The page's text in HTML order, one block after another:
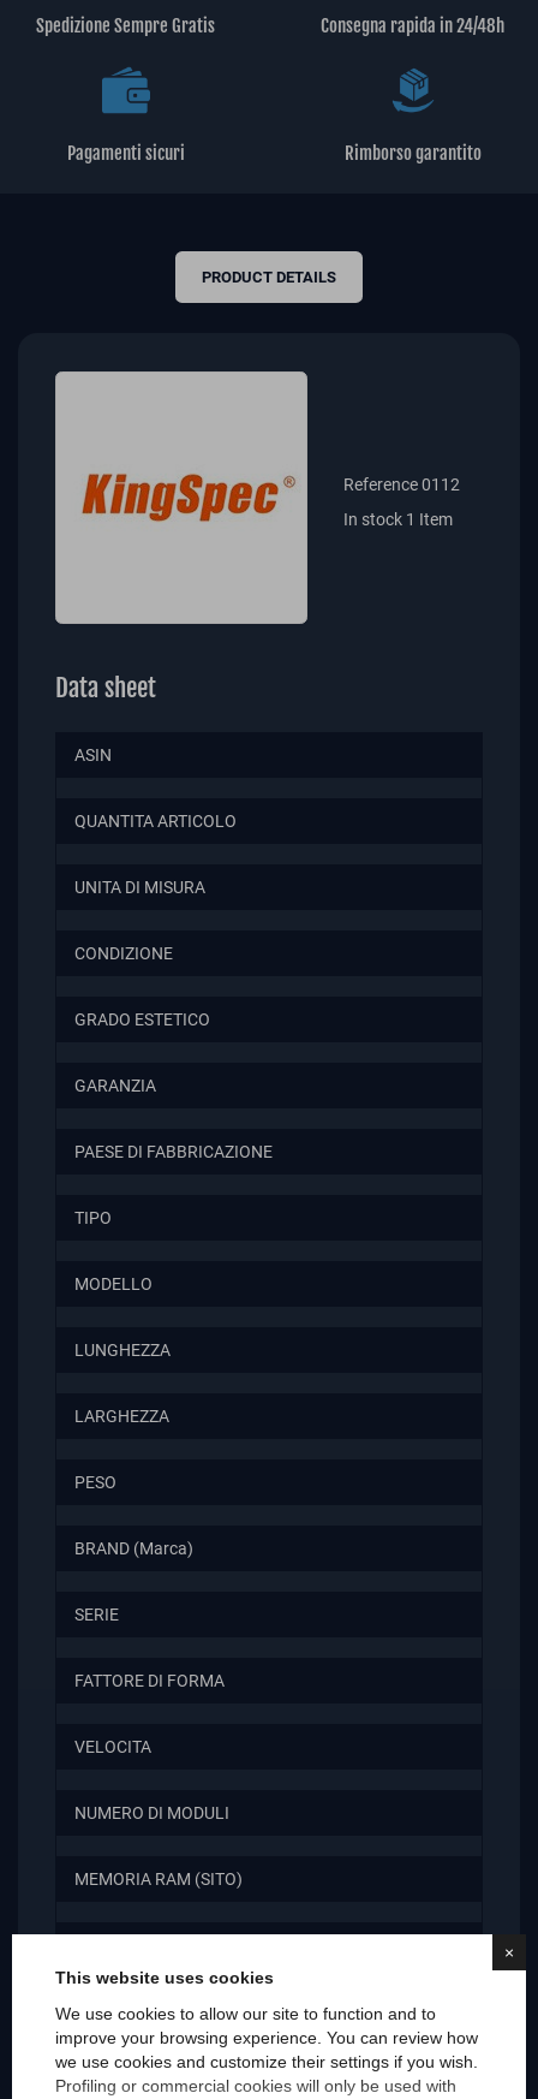
×
This website uses cookies
We use cookies to allow our site to function and to
improve your browsing experience. You can review how
we use cookies and customize their settings if you wish.
Profiling or commercial cookies will only be used with
Spedizione Sempre Gratis Consegna rapida in 24/48h
Pagamenti sicuri Rimborso garantito
PRODUCT DETAILS
Reference0112
In stock 1 Item
Data sheet
ASIN
QUANTITA ARTICOLO
UNITA DI MISURA
CONDIZIONE
GRADO ESTETICO
GARANZIA
PAESE DI FABBRICAZIONE
TIPO
MODELLO
LUNGHEZZA
LARGHEZZA
PESO
BRAND (Marca)
SERIE
FATTORE DI FORMA
VELOCITA
NUMERO DI MODULI
MEMORIA RAM (SITO)
TIPOLOGIA
MARCA COMPATIBILE